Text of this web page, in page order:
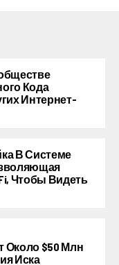
Кода
Интернет-
В Системе
Чтобы Видеть
Около $50 Млн
Иска